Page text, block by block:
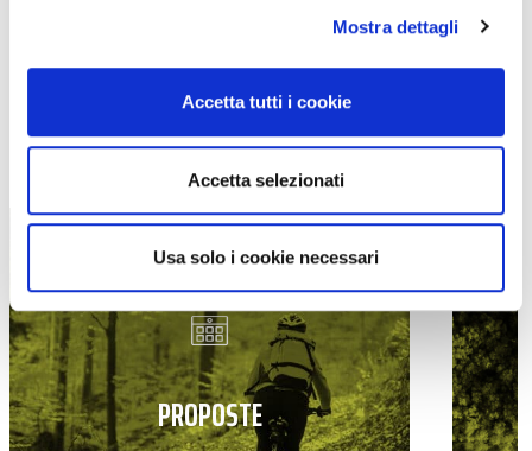
Mostra dettagli
Accetta tutti i cookie
Accetta selezionati
Usa solo i cookie necessari
TUTTE LE CATEGORIE DEL MAGAZINE
PROPOSTE